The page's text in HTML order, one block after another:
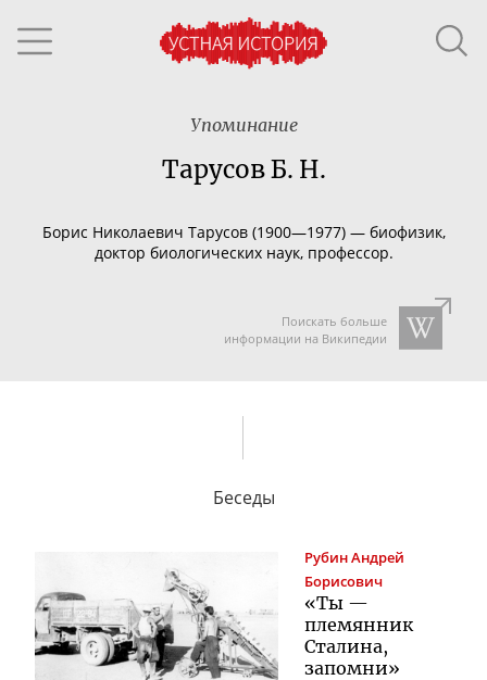
Упоминание
Тарусов Б. Н.
Борис Николаевич Тарусов (1900—1977) — биофизик,
доктор биологических наук, профессор.
Поискать больше
информации на Википедии
Беседы
РубинАндрей
Борисович
«Ты —
племянник
Сталина,
запомни»